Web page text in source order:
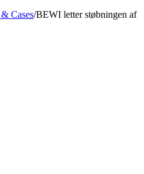
Cases/BEWI letter støbningen af